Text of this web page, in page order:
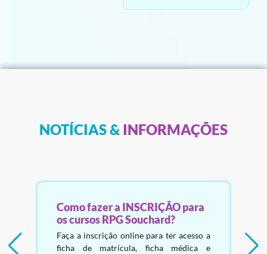
NOTÍCIAS & INFORMAÇÕES
Como fazer a INSCRIÇÃO para
os cursos RPG Souchard?
Faça a inscrição online para ter acesso a
ficha de matrícula, ficha médica e